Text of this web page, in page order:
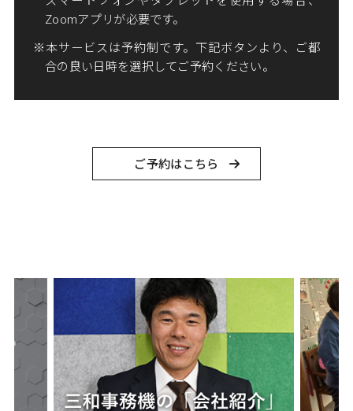
Zoomアプリが必要です。
本サービスは予約制です。下記ボタンより、ご都
合の良い日時を選択してご予約ください。
ご予約はこちら